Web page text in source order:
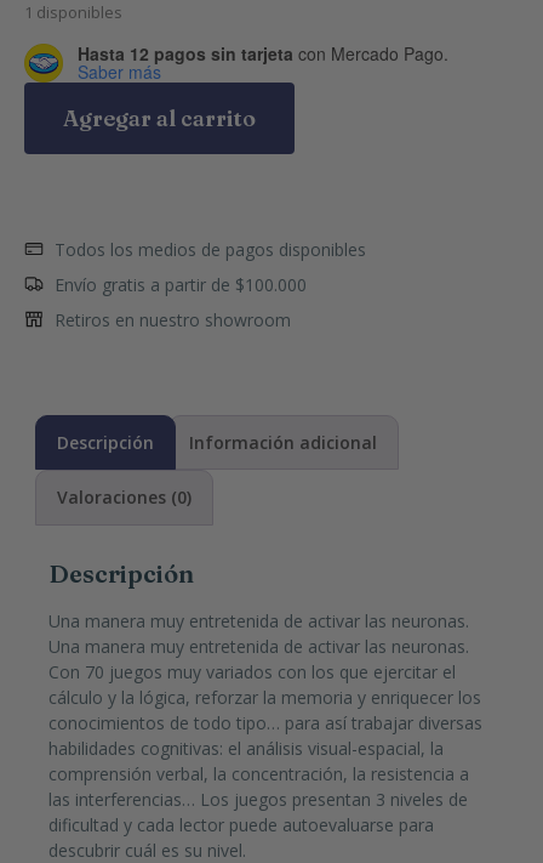
1 disponibles
Hasta 12 pagos sin tarjeta con Mercado Pago.
Saber más
Agregar al carrito
Todos los medios de pagos disponibles
Envío gratis a partir de $100.000
Retiros en nuestro showroom
Descripción Información adicional
Valoraciones (0)
Descripción
Una manera muy entretenida de activar las neuronas.
Una manera muy entretenida de activar las neuronas.
Con 70 juegos muy variados con los que ejercitar el
cálculo y la lógica, reforzar la memoria y enriquecer los
conocimientos de todo tipo… para así trabajar diversas
habilidades cognitivas: el análisis visual-espacial, la
comprensión verbal, la concentración, la resistencia a
las interferencias… Los juegos presentan 3 niveles de
dificultad y cada lector puede autoevaluarse para
descubrir cuál es su nivel.